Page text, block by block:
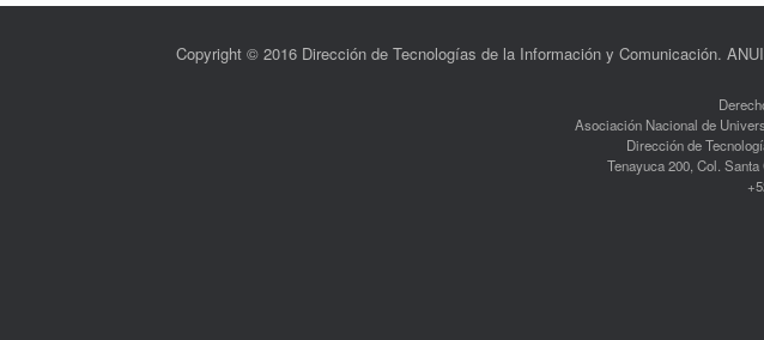
Copyright © 2016 Dirección de Tecnologías de la Información y Comunicación.
Asociación Nacional de
Dirección de
Tenayuca 200, Col.